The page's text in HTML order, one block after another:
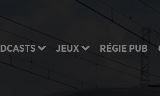
JEUX RÉGIE PUB